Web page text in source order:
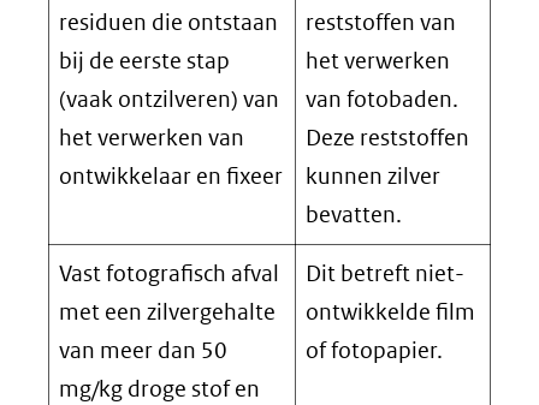
residuen die ontstaan
bij de eerste stap
(vaak ontzilveren) van
het verwerken van
ontwikkelaar en fixeer
reststoffen van
het verwerken
van fotobaden.
Deze reststoffen
kunnen zilver
bevatten.
Vast fotografisch afval
met een zilvergehalte
van meer dan 50
mg/kg droge stof en
Dit betreft niet-
ontwikkelde film
of fotopapier.